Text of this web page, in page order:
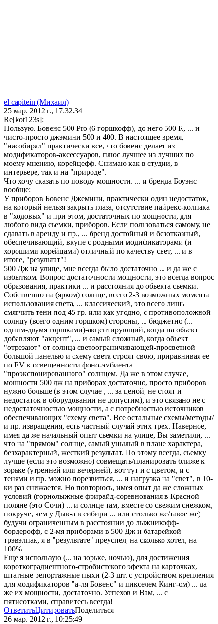
el capitein (Михаил)
25 мар. 2012 г., 17:32:34
Re[kot123s]:
Пользую. Бовенс 500 Pro (6 горшкофф), до него 500 R, ... и
чисто-просто джэмини 500 и 400. В настоящее время,
"насобирал" практически все, что бовенс делает из
модификаторов-аксессуаров, плюс лучшее из лучших по
моему мнению, корейцефф. Снимаю как в студии, в
интерьере, так и на "природе".
Что хочу сказать по поводу мощности, ... и бренда Боуэнс
вообще:
У приборов Бовенс Джемини, практически один недостаток,
на который нельзя закрыть глаза, отсутствие пайрекс-колпака
в "ходовых" и при этом, достаточных по мощности, для
любого вида сьемки, приборов. Если пользоваться самому, не
сдавать в аренду и пр., ... бренд достойный и безотказный,
обеспечивающий, вкупе с родными модификаторами (и
хорошими корейцами) отличный по качеству свет, ... и в
итоге, "результат"!
500 Дж на улице, мне всегда было достаточно ... и да же с
избытком. Вопрос достаточности мощности, это всегда вопрос
образования, практики ... и расстояния до обьекта сьемки.
Собственно на (ярком) солнце, всего 2-3 возможных момента
использования света, ... классический, это всего лишь
смягчить тени под 45 гр. или как угодно, с противоположной
солнцу (всего одним горшком) стороны, ... бюджетно (...
одним-двумя горшками)-акцентирующий, когда на обьект
добавляют "акцент", ... и самый сложный, когда обьект
"отрезают" от солнца светоограничивающей-просветной
большой панелью и схему света строят свою, приравнивая ее
по EV к освещенности фоно-эмбиента
"проэкспонированного" солнцем. Да же в этом случае,
мощности 500 дж на приборах достаточно, просто приборов
нужно больше (в этом случае , ... за ценой, не стоят и
недостаток в оборудовании не допустим), и это связано не с
недостаточностью мощности, а с потребностью источников
обеспечивающих "схему света". Все остальные схемы/методы/
и пр. извращения, есть частный случай этих трех. Наверное,
имея да же начальный опыт сьемки на улице, Вы заметили, ...
что на "прямом" солнце, самый унылый в плане характера,
безхарактерный, жесткий результат. По этому всегда, сьемку
лучше (если это возможно) совмещать/планировать ближе к
зорьке (утренней или вечерней), вот тут и с цветом, и с
тенями и пр. можно порезвиться, ... и нагрузка на "свет", в 10-
ки раз снижается. Но повторюсь, имея опыт да же сложных
условий (горнолыжные фрирайд-соревнования в Красной
поляне (это Сочи) ... и солнце там, вместе со свежим снежком,
покруче, чем у Дык-а в сибири ... или столько же/такое же)
будучи ограниченным в расстоянии до лыжникофф-
бордерофф, с 2-мя приборами в 500 Дж и батарейкой
трэвэлпак, я в "результате" преуспел, на сколько хотел, на
100%.
Еще я использую (... на зорьке, ночью), для достижения
короткоградиентного-стробистского эфекта на карточках,
штатные репортажные пыхи (2-3 шт. с устройством крепления
для модификаторов "а-ля Бовенс" и пикселем Кинг-ом) ... да
же их мощности, достаточно. Успехов и Вам, ... с
пятисотками, справитесь всегда!
ОтветитьЦитироватьПоделиться
26 мар. 2012 г., 10:25:49